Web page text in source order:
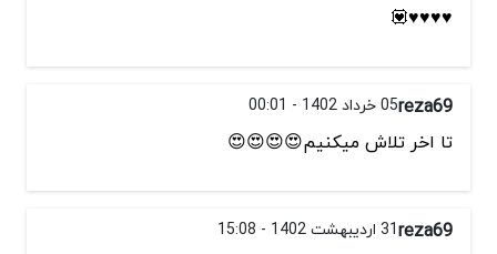
♥️♥️♥️♥️💟
reza6905 خرداد 1402 - 00:01
تا اخر تلاش میکنیم😍😍😍😍
reza6931 اردیبهشت 1402 - 15:08